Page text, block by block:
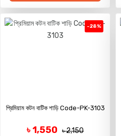
-28%
প্রিমিয়াম কটন বাটিক শাড়ি Code-PK-3103
৳ 1,550 ৳ 2,150